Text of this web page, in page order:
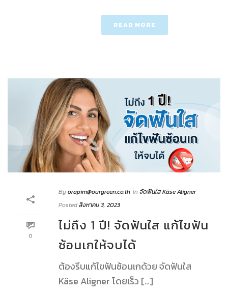
READ MORE
0
Byorapim@ourgreen.co.th Inจัดฟันใส Käse Aligner
Postedสิงหาคม 3, 2023
ไม่ถึง 1 ปี! จัดฟันใส แก้ไขฟัน
ซ้อนเกให้จบได้
ต้องรีบแก้ไขฟันซ้อนเกด้วย จัดฟันใส
Käse Aligner โดยเร็ว […]